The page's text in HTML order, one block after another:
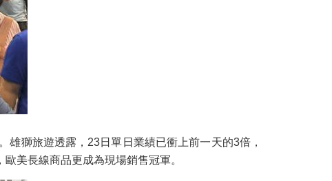
獅旅遊透露，23日單日業績已衝上前一天的3倍，
美長線商品更成為現場銷售冠軍。